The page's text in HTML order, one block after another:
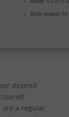
Disk space:
desired
are a regular